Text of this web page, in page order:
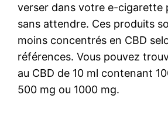
verser dans votre e-cigarette
sans attendre. Ces produits
moins concentrés en CBD
références. Vous pouvez
au CBD de 10 ml contenant
500 mg ou 1000 mg.